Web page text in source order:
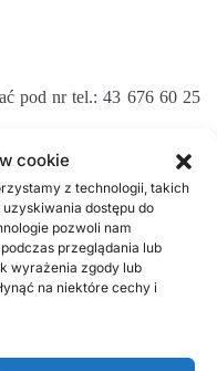
cookie
z technologii, takich
dostępu do
pozwoli nam
przeglądania lub
wyrażenia zgody lub
na niektóre cechy i
pod nr tel.: 43 676 60 25
Pomocy Społecznej w Ruścu
/-/ Małgorzata Włodarczyk
żywnościową w